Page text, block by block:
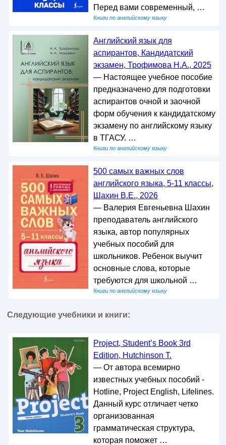
Перед вами современный, …
Книги по английскому языку
Английский язык для
аспирантов, Кандидатский
экзамен, Трофимова Н.А., 2025
— Настоящее учебное пособие
предназначено для подготовки
аспирантов очной и заочной
форм обучения к кандидатскому
экзамену по английскому языку
в ТГАСУ. …
Книги по английскому языку
500 самых важных слов
английского языка, 5-11 классы,
Шахин В.Е., 2026
— Валерия Евгеньевна Шахин
преподаватель английского
языка, автор популярных
учебных пособий для
школьников. Ребенок выучит
основные слова, которые
требуются для школьной …
Книги по английскому языку
Следующие учебники и книги:
Project, Student’s Book 3rd
Edition, Hutchinson T.
— От автора всемирно
известных учебных пособий -
Hotline, Project English, Lifelines.
Данный курс отличает четко
организованная
грамматическая структура,
которая поможет …